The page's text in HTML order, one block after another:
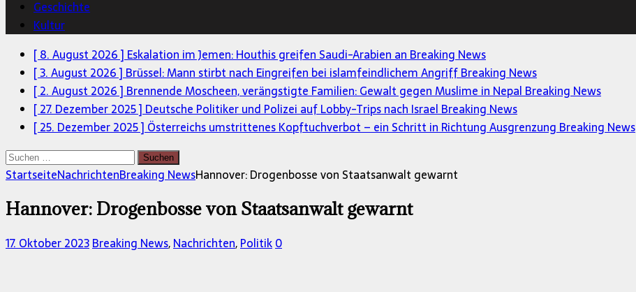
Geschichte
Kultur
[ 8. August 2026 ] Eskalation im Jemen: Houthis greifen Saudi-Arabien an Breaking News
[ 3. August 2026 ] Brüssel: Mann stirbt nach Eingreifen bei islamfeindlichem AngriffBreaking News
[ 2. August 2026 ] Brennende Moscheen, verängstigte Familien: Gewalt gegen Muslime in Nepal Breaking News
[ 27. Dezember 2025 ] Deutsche Politiker und Polizei auf Lobby-Trips nach Israel Breaking News
[ 25. Dezember 2025 ] Österreichs umstrittenes Kopftuchverbot – ein Schritt in Richtung Ausgrenzung Breaking News
Suchen
nach:
StartseiteNachrichtenBreaking NewsHannover: Drogenbosse von Staatsanwalt gewarnt
Hannover: Drogenbosse von Staatsanwalt gewarnt
17. Oktober 2023Breaking News,Nachrichten,Politik0